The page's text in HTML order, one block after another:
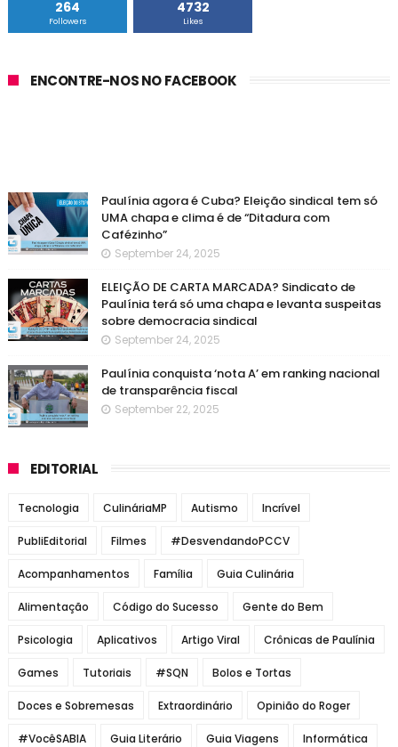
264
Followers
4732
Likes
ENCONTRE-NOS NO FACEBOOK
Paulínia agora é Cuba? Eleição sindical tem só
UMA chapa e clima é de “Ditadura com
Cafézinho”
September 24, 2025
ELEIÇÃO DE CARTA MARCADA? Sindicato de
Paulínia terá só uma chapa e levanta suspeitas
sobre democracia sindical
September 24, 2025
Paulínia conquista ‘nota A’ em ranking nacional
de transparência fiscal
September 22, 2025
EDITORIAL
Tecnologia CulináriaMP Autismo Incrível
PubliEditorial Filmes #DesvendandoPCCV
Acompanhamentos Família Guia Culinária
Alimentação Código do Sucesso Gente do Bem
Psicologia Aplicativos Artigo Viral Crônicas de Paulínia
Games Tutoriais #SQN Bolos e Tortas
Doces e Sobremesas Extraordinário Opinião do Roger
#VocêSABIA Guia Literário Guia Viagens Informática